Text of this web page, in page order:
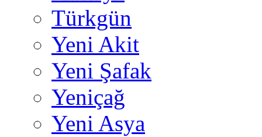
Türkgün
Yeni Akit
Yeni Şafak
Yeniçağ
Yeni Asya